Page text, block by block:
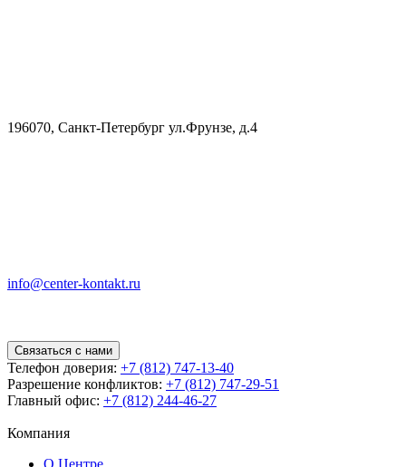
196070, Санкт-Петербург ул.Фрунзе, д.4
info@center-kontakt.ru
Связаться с нами
Телефон доверия: +7 (812) 747-13-40
Разрешение конфликтов: +7 (812) 747-29-51
Главный офис: +7 (812) 244-46-27
Компания